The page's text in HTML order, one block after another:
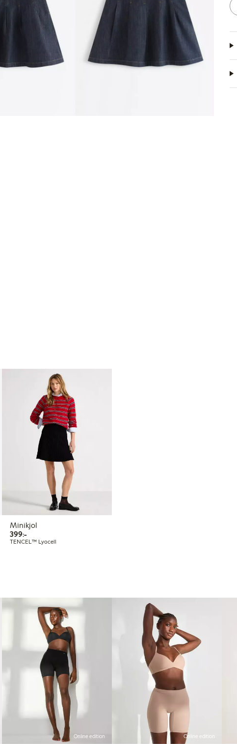
Minikjol
399:-399,00 kr
TENCEL™ Lyocell
Online edition Online edition